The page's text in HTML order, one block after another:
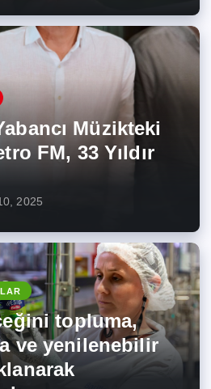
Müzikteki
FM, 33 Yıldır
2025
topluma,
ve yenilenebilir